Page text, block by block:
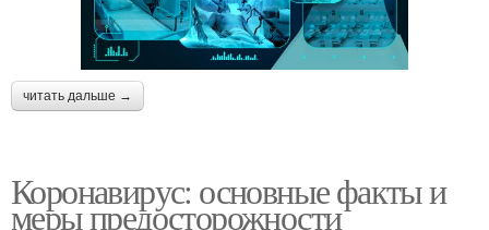
читать дальше →
Коронавирус: основные факты и
меры предосторожности